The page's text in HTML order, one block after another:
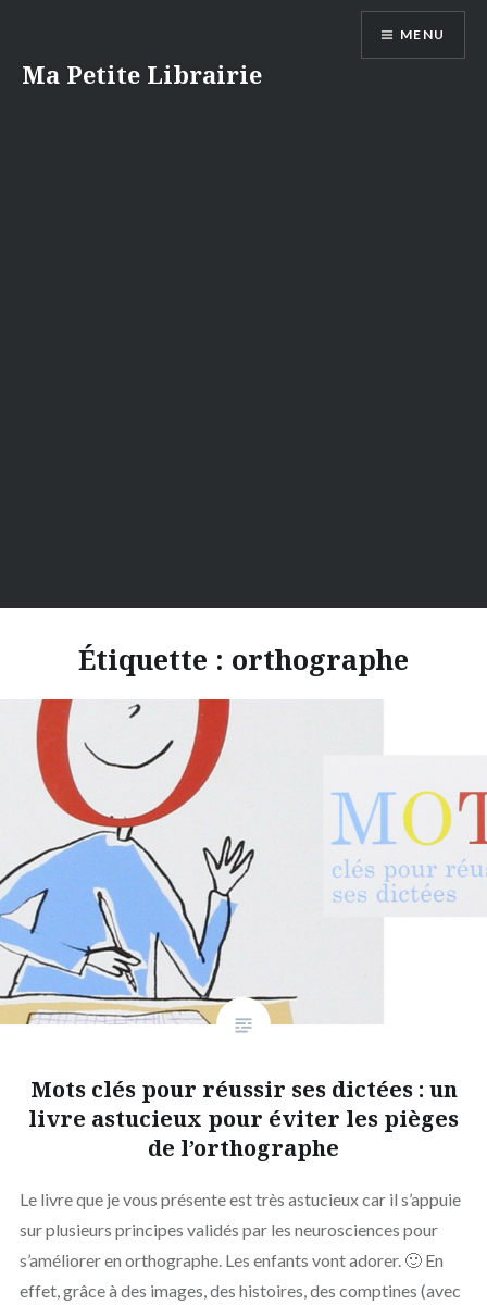
contenu
Ma Petite Librairie
MENU
Étiquette : orthographe
Mots clés pour réussir ses dictées : un
livre astucieux pour éviter les pièges
de l’orthographe
Le livre que je vous présente est très astucieux car il s’appuie
sur plusieurs principes validés par les neurosciences pour
s’améliorer en orthographe. Les enfants vont adorer. 🙂 En
effet, grâce à des images, des histoires, des comptines (avec